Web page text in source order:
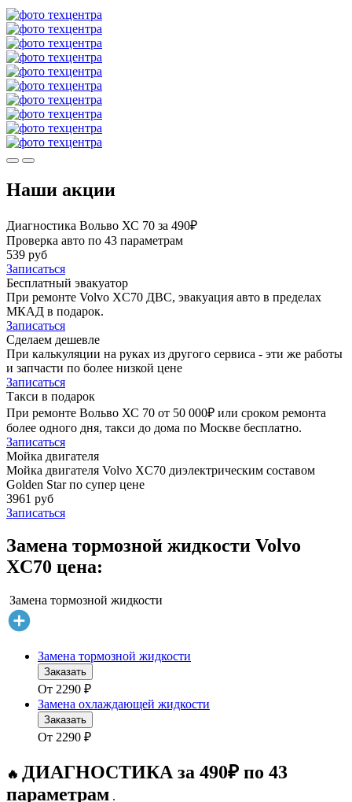
Наши акции
Диагностика Вольво ХС 70 за 490₽
Проверка авто по 43 параметрам
539 руб
Записаться
Бесплатный эвакуатор
При ремонте Volvo XC70 ДВС, эвакуация авто в пределах
МКАД в подарок.
Записаться
Сделаем дешевле
При калькуляции на руках из другого сервиса - эти же работы
и запчасти по более низкой цене
Записаться
Такси в подарок
При ремонте Вольво ХС 70 от 50 000₽ или сроком ремонта
более одного дня, такси до дома по Москве бесплатно.
Записаться
Мойка двигателя
Мойка двигателя Volvo XC70 диэлектрическим составом
Golden Star по супер цене
3961 руб
Записаться
Замена тормозной жидкости Volvo
XC70 цена:
Замена тормозной жидкости
Замена тормозной жидкости
Заказать
От 2290 ₽
Замена охлаждающей жидкости
Заказать
От 2290 ₽
🔥 ДИАГНОСТИКА за 490₽ по 43
параметрам .